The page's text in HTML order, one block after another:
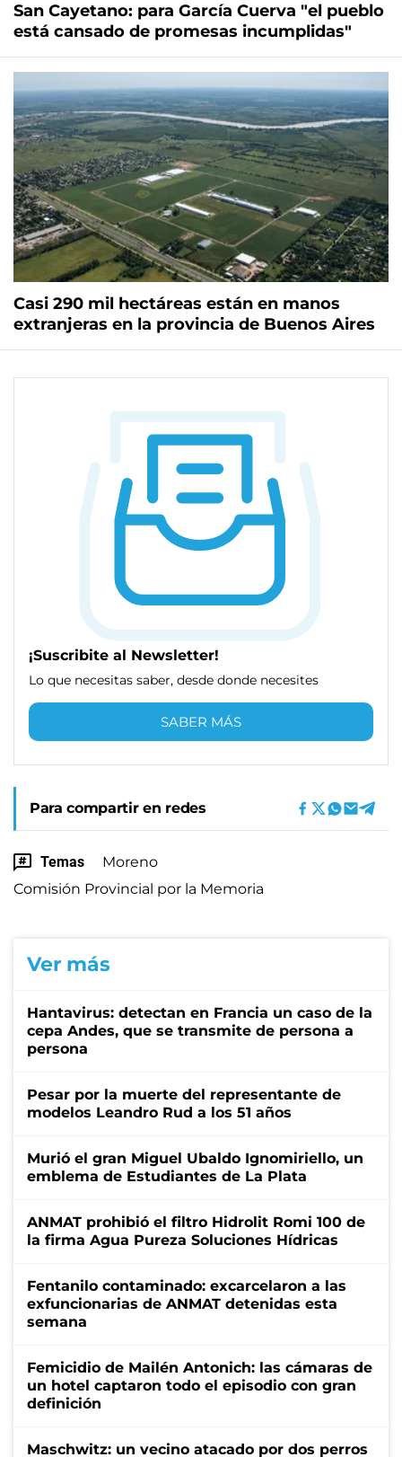
San Cayetano: para García Cuerva "el pueblo
está cansado de promesas incumplidas"
Casi 290 mil hectáreas están en manos
extranjeras en la provincia de Buenos Aires
¡Suscribite al Newsletter!
Lo que necesitas saber, desde donde necesites
SABER MÁS
Para compartir en redes
Temas
Moreno
Comisión Provincial por la Memoria
Ver más
Hantavirus: detectan en Francia un caso de la
cepa Andes, que se transmite de persona a
persona
Pesar por la muerte del representante de
modelos Leandro Rud a los 51 años
Murió el gran Miguel Ubaldo Ignomiriello, un
emblema de Estudiantes de La Plata
ANMAT prohibió el filtro Hidrolit Romi 100 de
la firma Agua Pureza Soluciones Hídricas
Fentanilo contaminado: excarcelaron a las
exfuncionarias de ANMAT detenidas esta
semana
Femicidio de Mailén Antonich: las cámaras de
un hotel captaron todo el episodio con gran
definición
Maschwitz: un vecino atacado por dos perros